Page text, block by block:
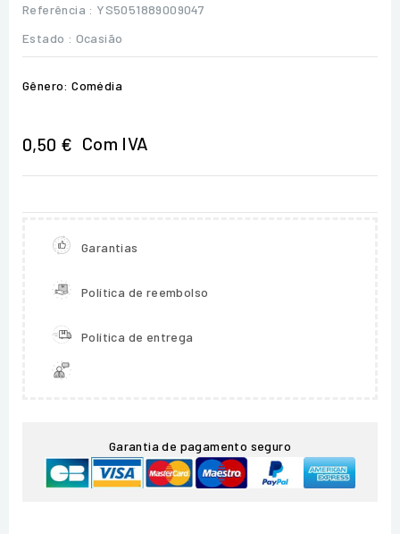
Referência : YS5051889009047
Estado : Ocasião
Gênero: Comédia
0,50 € Com IVA
Garantias
Política de reembolso
Política de entrega
Garantia de pagamento seguro